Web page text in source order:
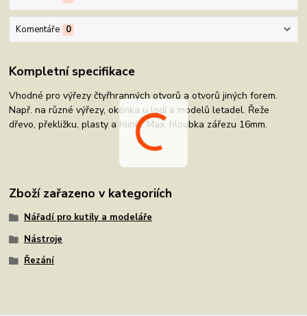
Komentáře 0
Kompletní specifikace
Vhodné pro výřezy čtyřhranných otvorů a otvorů jiných forem.
Např. na různé výřezy, okénka u lodí a modelů letadel. Řeže
dřevo, překližku, plasty a hliník. Max. hloubka zářezu 16mm.
Zboží zařazeno v kategoriích
Nářadí pro kutily a modeláře
Nástroje
Řezání